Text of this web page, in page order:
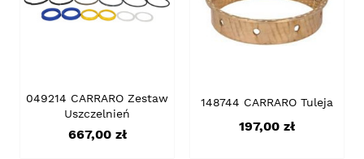
049214 CARRARO Zestaw
Uszczelnień
Cena
667,00 zł
148744 CARRARO Tuleja
Cena
197,00 zł